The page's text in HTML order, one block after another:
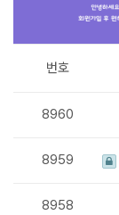
번호
8960
8959
8958